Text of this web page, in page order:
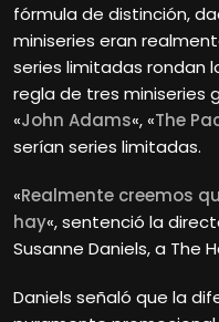
fórmula de distinción,
miniseries eran
series limitadas rondan
regla de tres miniseries
«John Adams«, «The
serían series limitadas.
«Realmente creemos
hay«, sentenció la
Susanne Daniels, a The
Daniels señaló que la